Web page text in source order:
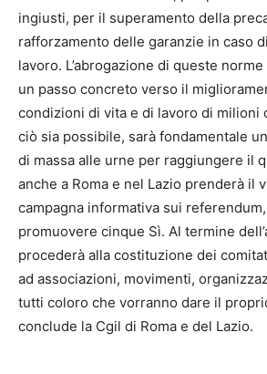
ingiusti, per il superamento della
rafforzamento delle garanzie in caso
lavoro. L’abrogazione di queste
un passo concreto verso il
condizioni di vita e di lavoro di milioni
ciò sia possibile, sarà fondamentale
di massa alle urne per raggiungere il
anche a Roma e nel Lazio prenderà il
campagna informativa sui
promuovere cinque Sì. Al termine
procederà alla costituzione dei
ad associazioni, movimenti,
tutti coloro che vorranno dare il
conclude la Cgil di Roma e del Lazio.